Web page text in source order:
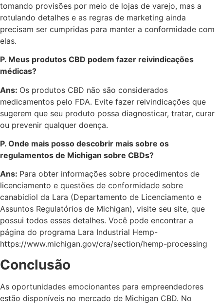
tomando provisões por meio de lojas de varejo, mas a
rotulando detalhes e as regras de marketing ainda
precisam ser cumpridas para manter a conformidade com
elas.
P. Meus produtos CBD podem fazer reivindicações
médicas?
Ans: Os produtos CBD não são considerados
medicamentos pelo FDA. Evite fazer reivindicações que
sugerem que seu produto possa diagnosticar, tratar, curar
ou prevenir qualquer doença.
P. Onde mais posso descobrir mais sobre os
regulamentos de Michigan sobre CBDs?
Ans: Para obter informações sobre procedimentos de
licenciamento e questões de conformidade sobre
canabidiol da Lara (Departamento de Licenciamento e
Assuntos Regulatórios de Michigan), visite seu site, que
possui todos esses detalhes. Você pode encontrar a
página do programa Lara Industrial Hemp-
https://www.michigan.gov/cra/section/hemp-processing
Conclusão
As oportunidades emocionantes para empreendedores
estão disponíveis no mercado de Michigan CBD. No